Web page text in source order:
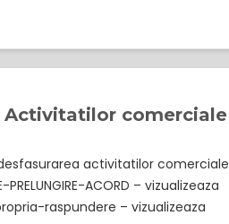
Activitatilor comerciale
activitatilor comerciale
ACORD – vizualizeaza
raspundere – vizualizeaza